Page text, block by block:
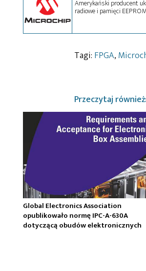
Amerykański producent
radiowe i pamięci
Tagi: FPGA,
Przeczytaj również:
Global Electronics Association
opublikowało normę IPC-A-630A
dotyczącą obudów elektronicznych